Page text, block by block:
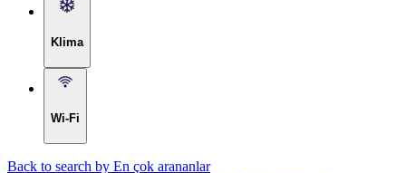
Klima
Wi-Fi
Back to search by En çok arananlar